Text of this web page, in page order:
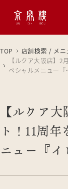
TOP
店舗検索 / メニ
【ルクア大阪店】
ペシャルメニュー
【ルクア
ト！11周
ニュー『